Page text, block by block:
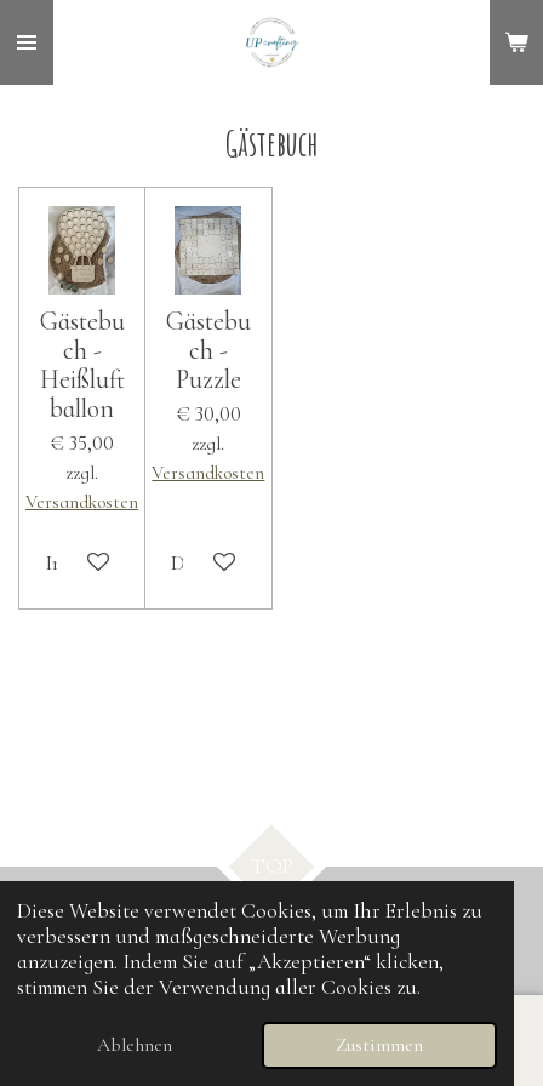
Diese Website verwendet Cookies, um Ihr Erlebnis zu
verbessern und maßgeschneiderte Werbung
anzuzeigen. Indem Sie auf „Akzeptieren“ klicken,
stimmen Sie der Verwendung aller Cookies zu.
Ablehnen Zustimmen
Gästebuch
Gästebu
ch -
Heißluft
ballon
€ 35,00
zzgl.
Versandkosten
In den Warenkorb
Gästebu
ch -
Puzzle
€ 30,00
zzgl.
Versandkosten
Details anzeigen
© 2025 - 2026 UPcrafting
E-Mail Karte